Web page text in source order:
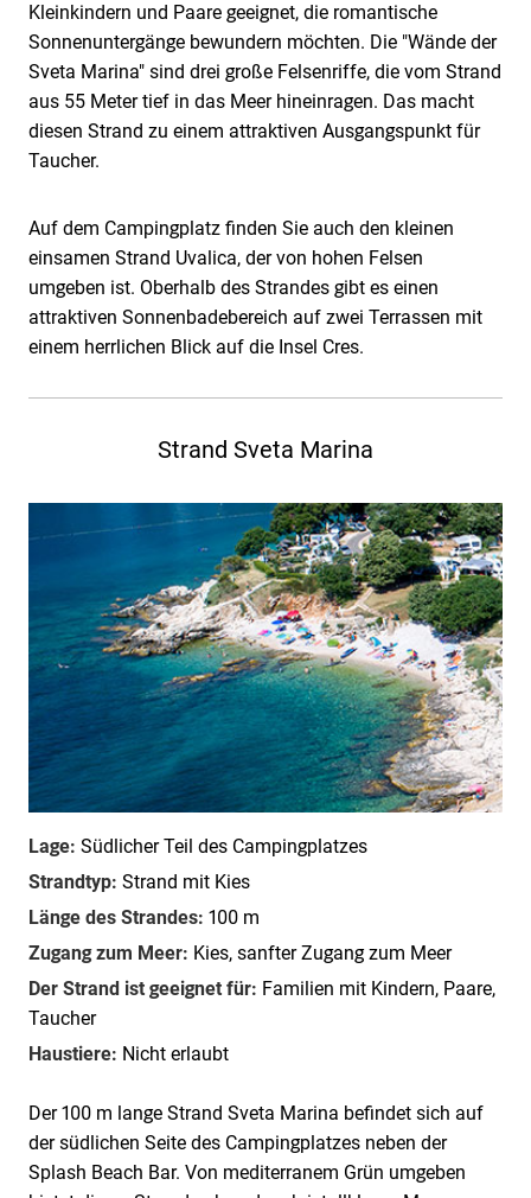
Kleinkindern und Paare geeignet, die romantische
Sonnenuntergänge bewundern möchten. Die "Wände der
Sveta Marina" sind drei große Felsenriffe, die vom Strand
aus 55 Meter tief in das Meer hineinragen. Das macht
diesen Strand zu einem attraktiven Ausgangspunkt für
Taucher.
Auf dem Campingplatz finden Sie auch den kleinen
einsamen Strand Uvalica, der von hohen Felsen
umgeben ist. Oberhalb des Strandes gibt es einen
attraktiven Sonnenbadebereich auf zwei Terrassen mit
einem herrlichen Blick auf die Insel Cres.
Strand Sveta Marina
Lage: Südlicher Teil des Campingplatzes
Strandtyp: Strand mit Kies
Länge des Strandes: 100 m
Zugang zum Meer: Kies, sanfter Zugang zum Meer
Der Strand ist geeignet für: Familien mit Kindern, Paare,
Taucher
Haustiere: Nicht erlaubt
Der 100 m lange Strand Sveta Marina befindet sich auf
der südlichen Seite des Campingplatzes neben der
Splash Beach Bar. Von mediterranem Grün umgeben